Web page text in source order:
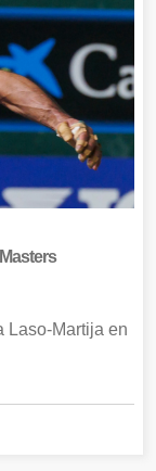
Laso-Martija en